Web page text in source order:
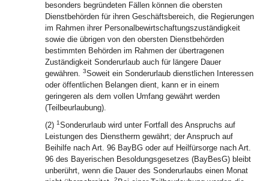
besonders begründeten Fällen können die obersten
Dienstbehörden für ihren Geschäftsbereich, die Regierungen
im Rahmen ihrer Personalbewirtschaftungszuständigkeit
sowie die übrigen von den obersten Dienstbehörden
bestimmten Behörden im Rahmen der übertragenen
Zuständigkeit Sonderurlaub auch für längere Dauer
gewähren. 3Soweit ein Sonderurlaub dienstlichen Interessen
oder öffentlichen Belangen dient, kann er in einem
geringeren als dem vollen Umfang gewährt werden
(Teilbeurlaubung).
(2) 1Sonderurlaub wird unter Fortfall des Anspruchs auf
Leistungen des Dienstherrn gewährt; der Anspruch auf
Beihilfe nach Art. 96 BayBG oder auf Heilfürsorge nach Art.
96 des Bayerischen Besoldungsgesetzes (BayBesG) bleibt
unberührt, wenn die Dauer des Sonderurlaubs einen Monat
2